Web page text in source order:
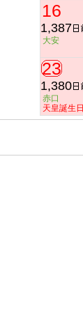
16
1,387
大安
23
1,380
赤口
天皇誕生日